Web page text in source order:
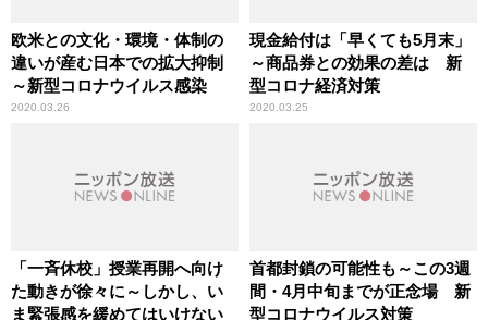
欧米との文化・環境・体制の
違いが産む日本での拡大抑制
～新型コロナウイルス感染
2020.03.26
現金給付は「早くても5月末」
～商品券との効果の差は 新
型コロナ経済対策
2020.03.25
「一斉休校」授業再開へ向け
た動きが徐々に～しかし、い
ま緊張感を緩めてはいけない
首都封鎖の可能性も～この3週
間・4月中旬までが正念場 新
型コロナウイルス対策